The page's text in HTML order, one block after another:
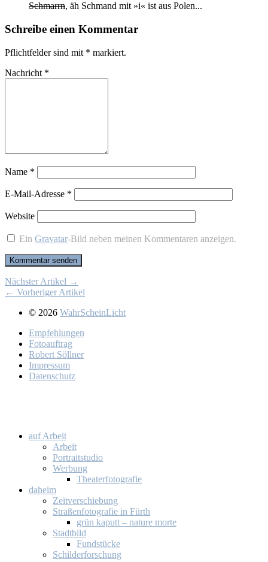
Schmarrn, äh Schmand mit »i« ist aus Po­len...
Schreibe einen Kommentar
Pflichtfelder sind mit * markiert.
Nachricht *
Name *
E-Mail-Adresse *
Website
EinGravatar-Bild neben meinen Kommentaren anzeigen.
Nächster Artikel →
← Vorheriger Artikel
© 2026 WahrScheinLicht
Emp­feh­lun­gen
Fo­to­auf­trag
Ro­bert Söll­ner
Im­pres­sum
Da­ten­schutz
auf Ar­beit
Ar­beit
Por­trait­stu­dio
Wer­bung
Thea­ter­fo­to­gra­fie
da­heim
Zeit­ver­schie­bung
Stra­ßen­fo­to­gra­fie in Fürth
grün ka­putt – na­tu­re mor­te
Stadt­bild
Fund­stü­cke
Schil­der­for­schung